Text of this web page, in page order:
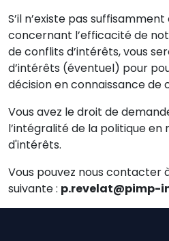
S’il n’existe pas
concernant l’efficacité de
de conflits d’intérêts, vous
d’intérêts (éventuel) pour
décision en connaissance de
Vous avez le droit de
l’intégralité de la politique
d'intérêts.
Vous pouvez nous contacter
suivante : p.revelat@pimp-